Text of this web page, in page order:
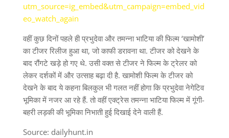
utm_source=ig_embed&utm_campaign=embed_vid
eo_watch_again
वहीं कुछ दिनों पहले ही प्रभुदेवा और तमन्ना भाटिया की फिल्म ‘खामोशी’
का टीजर रिलीज हुआ था, जो काफी डरावना था. टीजर को देखने के
बाद रौंगटे खड़े हो गए थे. उसी वक्त से टीजर ने फिल्म के ट्रेलर को
लेकर दर्शकों में और उत्साह बढ़ा दी है. खामोशी फिल्म के टीजर को
देखने के बाद ये कहना बिलकुल भी गलत नहीं होगा कि प्रभुदेवा नेगेटिव
भूमिका में नजर आ रहे हैं. तो वहीं एक्ट्रेस तमन्ना भाटिया फिल्म में गूंगी-
बहरी लड़की की भूमिका निभाती हुई दिखाई देने वाली हैं.
Source: dailyhunt.in